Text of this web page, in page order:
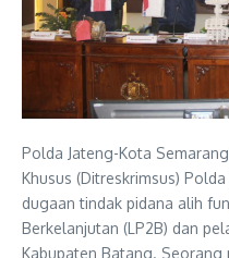
Polda Jateng-Kota
Khusus (Ditreskrimsus)
dugaan tindak pidana alih
Berkelanjutan (LP2B) dan
Kabupaten Batang. Seorang